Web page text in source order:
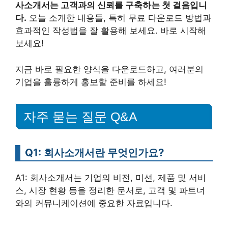
사소개서는 고객과의 신뢰를 구축하는 첫 걸음입니
다. 오늘 소개한 내용들, 특히 무료 다운로드 방법과
효과적인 작성법을 잘 활용해 보세요. 바로 시작해
보세요!
지금 바로 필요한 양식을 다운로드하고, 여러분의
기업을 훌륭하게 홍보할 준비를 하세요!
자주 묻는 질문 Q&A
Q1: 회사소개서란 무엇인가요?
A1: 회사소개서는 기업의 비전, 미션, 제품 및 서비
스, 시장 현황 등을 정리한 문서로, 고객 및 파트너
와의 커뮤니케이션에 중요한 자료입니다.